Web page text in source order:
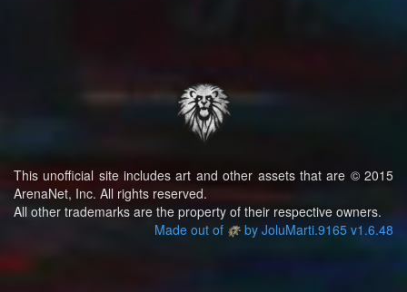
This unofficial site includes art and other assets that are © 2015
ArenaNet, Inc. All rights reserved.
All other trademarks are the property of their respective owners.
Made out of
by JoluMarti.9165 v1.6.48